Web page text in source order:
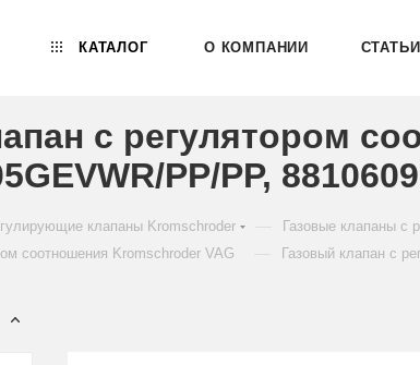
КАТАЛОГ О КОМПАНИИ СТАТЬИ
с регулятором
PP/PP,
клапаны Kromschroder Газовые клапаны с
соотношения Kromschroder VAG Газовый клапан с